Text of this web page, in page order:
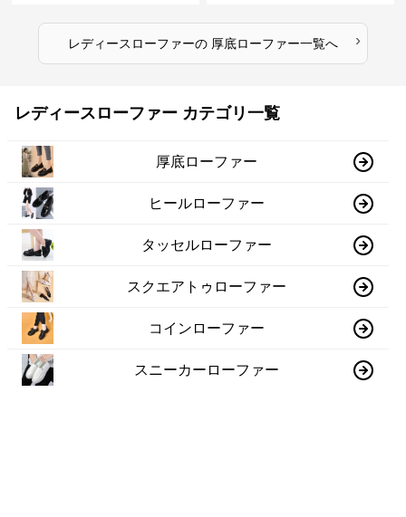
レディースローファーの厚底ローファー一覧へ ›
レディースローファー カテゴリ一覧
厚底ローファー
ヒールローファー
タッセルローファー
スクエアトゥローファー
コインローファー
スニーカーローファー